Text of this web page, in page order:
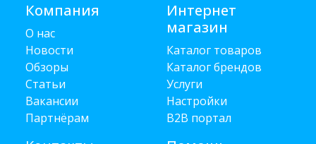
Компания
О нас
Новости
Обзоры
Статьи
Вакансии
Партнёрам
Интернет
магазин
Каталог товаров
Каталог брендов
Услуги
Настройки
B2B портал